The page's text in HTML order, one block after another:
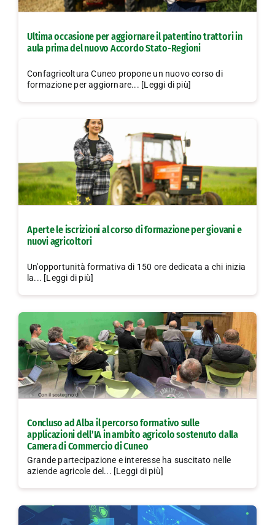
Ultima occasione per aggiornare il patentino trattori in
aula prima del nuovo Accordo Stato-Regioni
Confagricoltura Cuneo propone un nuovo corso di
formazione per aggiornare... [Leggi di più]
Aperte le iscrizioni al corso di formazione per giovani e
nuovi agricoltori
Un'opportunità formativa di 150 ore dedicata a chi inizia
la... [Leggi di più]
Concluso ad Alba il percorso formativo sulle
applicazioni dell’IA in ambito agricolo sostenuto dalla
Camera di Commercio di Cuneo
Grande partecipazione e interesse ha suscitato nelle
aziende agricole del... [Leggi di più]